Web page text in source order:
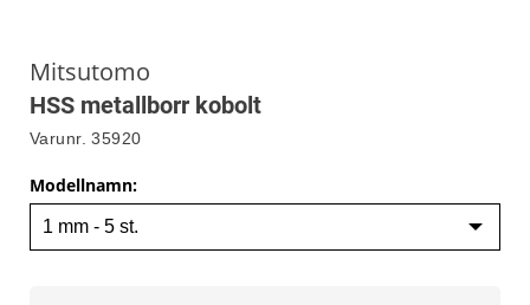
Mitsutomo
HSS metallborr kobolt
Varunr. 35920
Modellnamn: